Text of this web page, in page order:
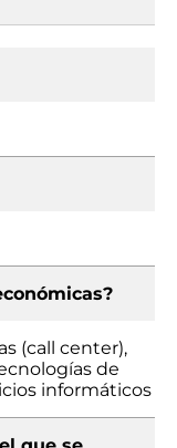
(call center),
de
informáticos